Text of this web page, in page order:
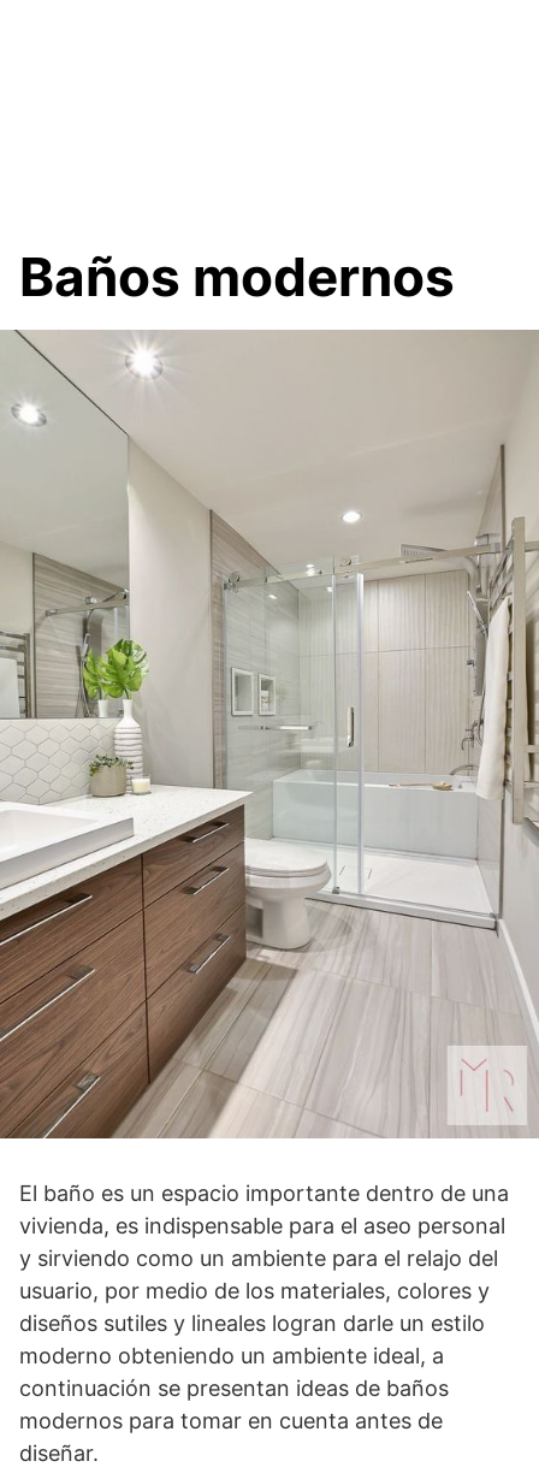
Baños modernos
El baño es un espacio importante dentro de una
vivienda, es indispensable para el aseo personal
y sirviendo como un ambiente para el relajo del
usuario, por medio de los materiales, colores y
diseños sutiles y lineales logran darle un estilo
moderno obteniendo un ambiente ideal, a
continuación se presentan ideas de baños
modernos para tomar en cuenta antes de
diseñar.